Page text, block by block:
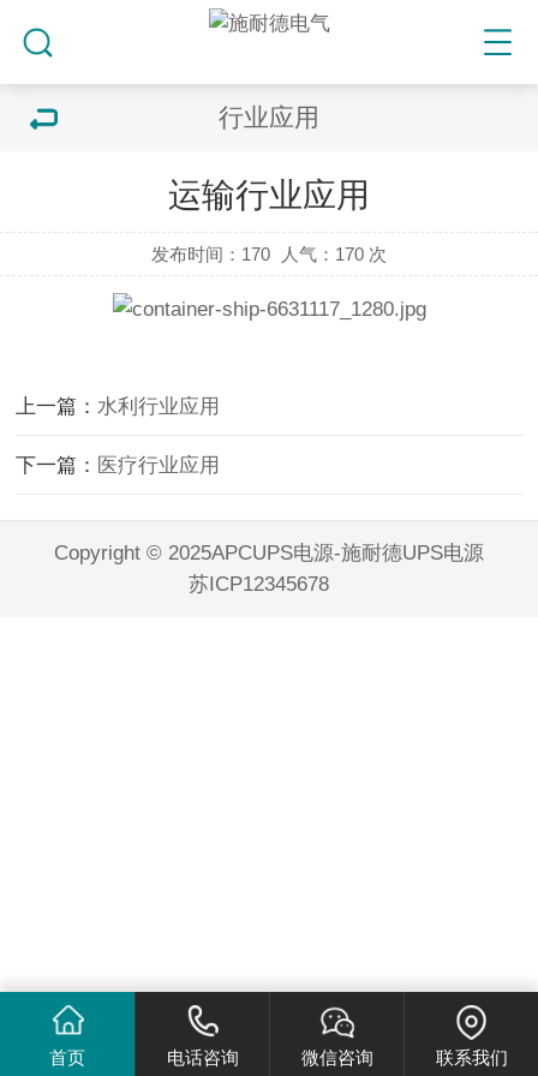
行业应用
运输行业应用
发布时间：170 人气： 170 次
上一篇：水利行业应用
下一篇： 医疗行业应用
Copyright © 2025APCUPS电源-施耐德UPS电源
苏ICP12345678
首页 电话咨询 微信咨询 联系我们